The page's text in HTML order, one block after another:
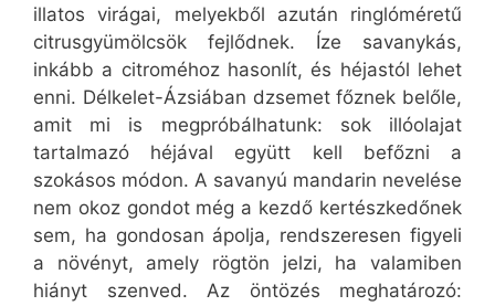
illatos virágai, melyekből azután ringlóméretű
citrusgyümölcsök fejlődnek. Íze savanykás,
inkább a citroméhoz hasonlít, és héjastól lehet
enni. Délkelet-Ázsiában dzsemet főznek belőle,
amit mi is megpróbálhatunk: sok illóolajat
tartalmazó héjával együtt kell befőzni a
szokásos módon. A savanyú mandarin nevelése
nem okoz gondot még a kezdő kertészkedőnek
sem, ha gondosan ápolja, rendszeresen figyeli
a növényt, amely rögtön jelzi, ha valamiben
hiányt szenved. Az öntözés meghatározó: